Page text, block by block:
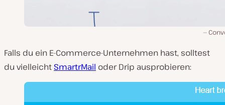
Falls du ein E-Commerce-Unternehmen hast, solltest
du vielleicht SmartrMail oder Drip ausprobieren: